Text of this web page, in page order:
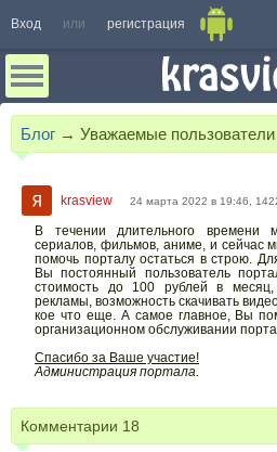
Вход или регистрация
Блог → Уважаемые пользователи
krasview 24 марта 2022 в 19:46,
В течении длительного времени
сериалов, фильмов, аниме, и сейчас
помочь порталу остаться в строю.
Вы постоянный пользователь
стоимость до 100 рублей в месяц,
рекламы, возможность скачивать
кое что еще. А самое главное, Вы
организационном обслуживании
Спасибо за Ваше участие!
Администрация портала.
Комментарии 18